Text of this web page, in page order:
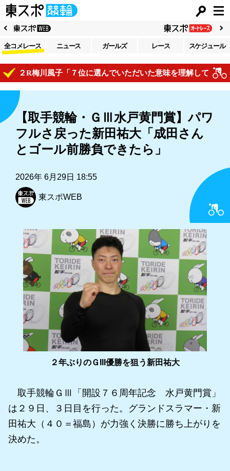
全コメレース ニュース ガールズ レース スケジュール
R梅川風子「７位に選んでいただいた意味を理解してレースで
【取手競輪・ＧⅢ水戸黄門賞】パワ
フルさ戻った新田祐大「成田さん
とゴール前勝負できたら」
2026年 6月29日 18:55
東スポWEB
２年ぶりのＧIII優勝を狙う新田祐大
取手競輪ＧⅢ「開設７６周年記念 水戸黄門賞」
は２９日、３日目を行った。グランドスラマー・新
田祐大（４０＝福島）が力強く決勝に勝ち上がりを
決めた。